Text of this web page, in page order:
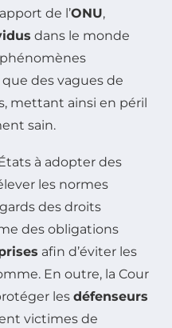
de l’ONU,
dans le monde
des vagues de
mettant ainsi en péril
sain.
à adopter des
les normes
des droits
des obligations
afin d’éviter les
En outre, la Cour
les défenseurs
victimes de